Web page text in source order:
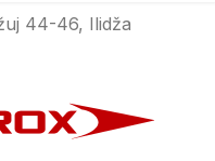
44-46, Ilidža